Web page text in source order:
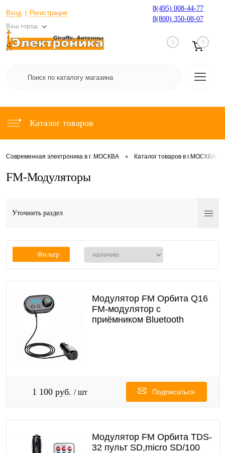
Вход Регистрация
Ваш город:
8(495) 008-44-77
8(800) 350-08-07
0 0
Каталог товаров
Современная электроника в г. МОСКВА • Каталог товаров в г.МОСКВА
FM-Модуляторы
Уточнить раздел
Фильтр
Модулятор FM Орбита Q16
FM-модулятор с
приёмником Bluetooth
1 100 руб. / шт Подписаться
Модулятор FM Орбита TDS-
32 пульт SD,micro SD/100